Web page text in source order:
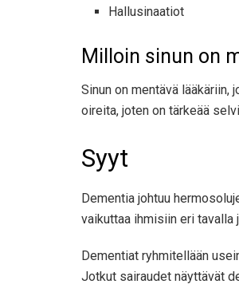
Hallusinaatiot
Milloin sinun on
Sinun on mentävä
oireita, joten on tärkeää
Syyt
Dementia johtuu
vaikuttaa ihmisiin eri tavalla
Dementiat ryhmitellään
Jotkut sairaudet näyttävät